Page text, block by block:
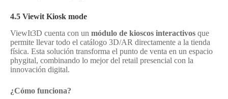
4.5 Viewit Kiosk mode
ViewIt3D cuenta con un módulo de kioscos interactivos que
permite llevar todo el catálogo 3D/AR directamente a la tienda
física. Esta solución transforma el punto de venta en un espacio
phygital, combinando lo mejor del retail presencial con la
innovación digital.
¿Cómo funciona?